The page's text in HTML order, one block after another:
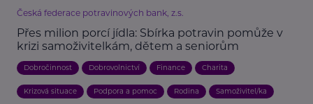
Česká federace potravinových bank, z.s.
Přes milion porcí jídla: Sbírka potravin pomůže v
krizi samoživitelkám, dětem a seniorům
Dobročinnost Dobrovolnictví Finance Charita
Krizová situace Podpora a pomoc Rodina Samoživitel/ka